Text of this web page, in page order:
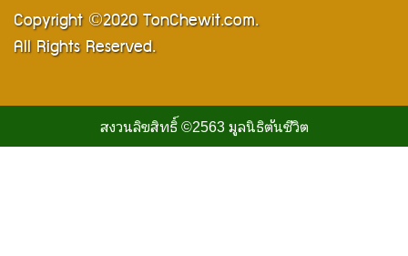
Copyright ©2020TonChewit.com.
All Rights Reserved.
สงวนลิขสิทธิ์ ©2563มูลนิธิต้นชีวิต